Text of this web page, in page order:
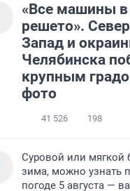
«Все машины в
решето».
Запад и
Челябинска
крупным
фото
41 526 198
Суровой или мягкой
зима, можно узнать
погоде 5 августа —